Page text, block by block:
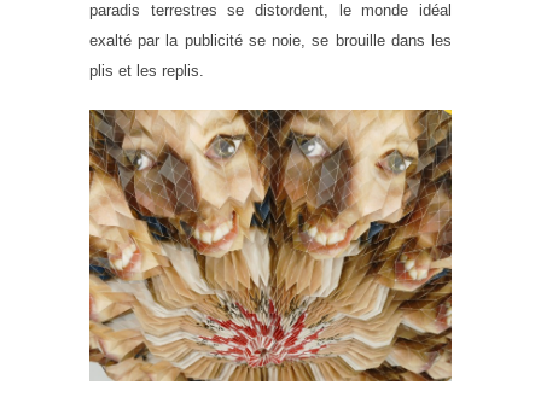
paradis terrestres se distordent, le monde idéal
exalté par la publicité se noie, se brouille dans les
plis et les replis.